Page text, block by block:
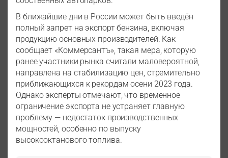
В ближайшие дни в России может быть введён
полный запрет на экспорт бензина, включая
продукцию основных производителей. Как
сообщает «Коммерсантъ», такая мера, которую
ранее участники рынка считали маловероятной,
направлена на стабилизацию цен, стремительно
приближающихся к рекордам осени 2023 года.
Однако эксперты отмечают, что временное
ограничение экспорта не устраняет главную
проблему — недостаток производственных
мощностей, особенно по выпуску
высокооктанового топлива.